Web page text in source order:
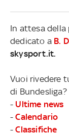
In attesa
dedicato a B.
skysport.it.
Vuoi rivedere
di Bundesliga?
- Ultime news
-Calendario
-Classifiche